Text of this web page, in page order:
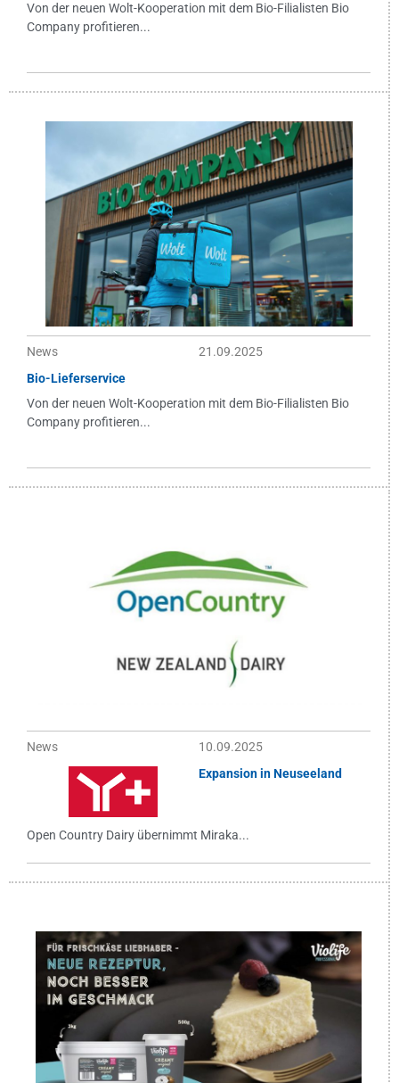
Von der neuen Wolt-Kooperation mit dem Bio-Filialisten Bio
Company profitieren...
News
21.09.2025
Bio-Lieferservice
Von der neuen Wolt-Kooperation mit dem Bio-Filialisten Bio
Company profitieren...
News
10.09.2025
Expansion in Neuseeland
Open Country Dairy übernimmt Miraka...